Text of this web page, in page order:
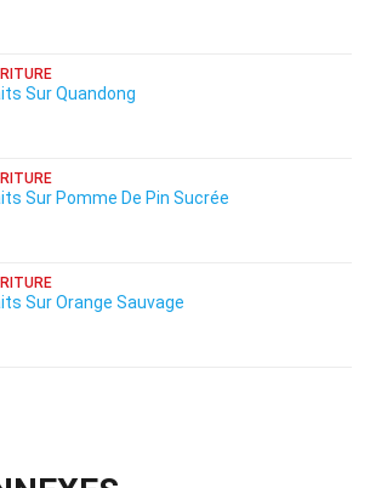
Sur Quandong
Sur Pomme De Pin Sucrée
Sur Orange Sauvage